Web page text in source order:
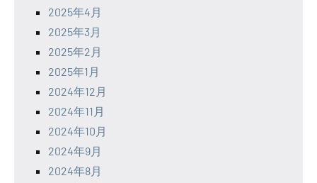
2025年4月
2025年3月
2025年2月
2025年1月
2024年12月
2024年11月
2024年10月
2024年9月
2024年8月